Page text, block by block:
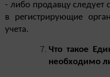
- либо продавцу следует
в регистрирующие
учета.
Что такое
необходимо